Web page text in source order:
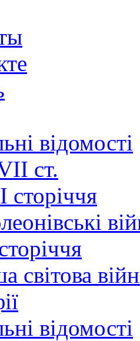
відомості
ст.
світова
відомості